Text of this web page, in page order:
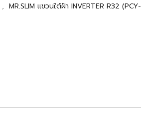
, MR.SLIM แขวนใต้ฝ้า INVERTER R32 (PCY-